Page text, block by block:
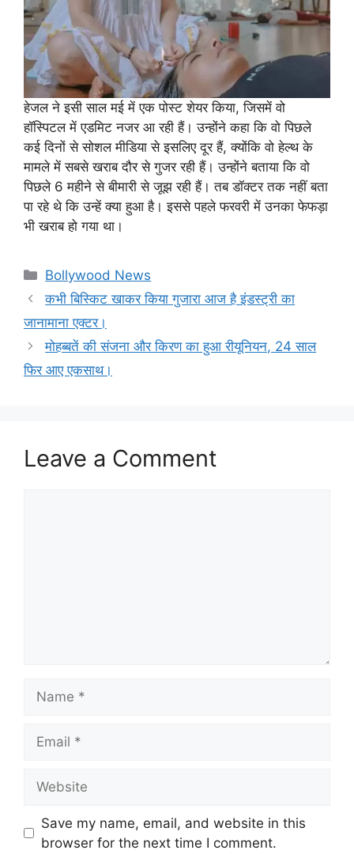
हेजल ने इसी साल मई में एक पोस्ट शेयर किया, जिसमें वो
हॉस्पिटल में एडमिट नजर आ रही हैं। उन्होंने कहा कि वो पिछले
कई दिनों से सोशल मीडिया से इसलिए दूर हैं, क्योंकि वो हेल्थ के
मामले में सबसे खराब दौर से गुजर रही हैं। उन्होंने बताया कि वो
पिछले 6 महीने से बीमारी से जूझ रही हैं। तब डॉक्टर तक नहीं बता
पा रहे थे कि उन्हें क्या हुआ है। इससे पहले फरवरी में उनका फेफड़ा
भी खराब हो गया था।
Categories
Bollywood News
कभी बिस्किट खाकर किया गुजारा आज है इंडस्ट्री का
जानामाना एक्टर।
मोहब्बतें की संजना और किरण का हुआ रीयूनियन, 24 साल
फिर आए एकसाथ।
Leave a Comment
Save my name, email, and website in this
browser for the next time I comment.